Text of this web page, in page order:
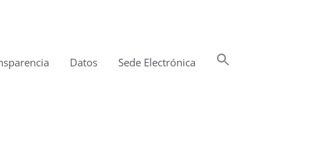
Datos Sede Electrónica